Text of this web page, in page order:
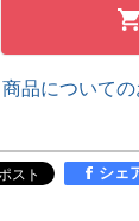
商品について
シェ